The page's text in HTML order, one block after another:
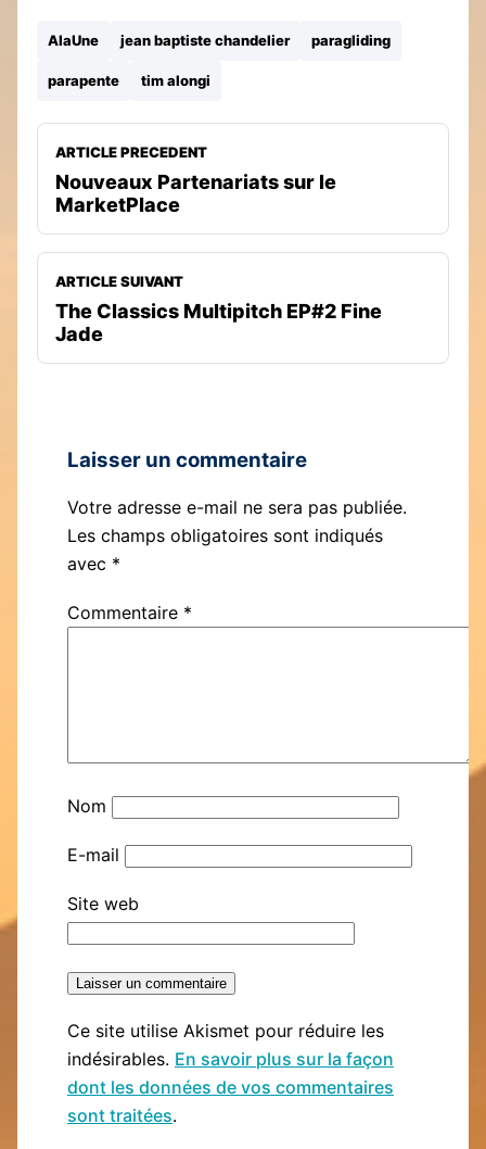
AlaUne jean baptiste chandelier paragliding
parapente tim alongi
ARTICLE PRECEDENT
Nouveaux Partenariats sur le
MarketPlace
ARTICLE SUIVANT
The Classics Multipitch EP#2 Fine
Jade
Laisser un commentaire
Votre adresse e-mail ne sera pas publiée.
Les champs obligatoires sont indiqués
avec *
Commentaire *
Nom
E-mail
Site web
Ce site utilise Akismet pour réduire les
indésirables. En savoir plus sur la façon
dont les données de vos commentaires
sont traitées.